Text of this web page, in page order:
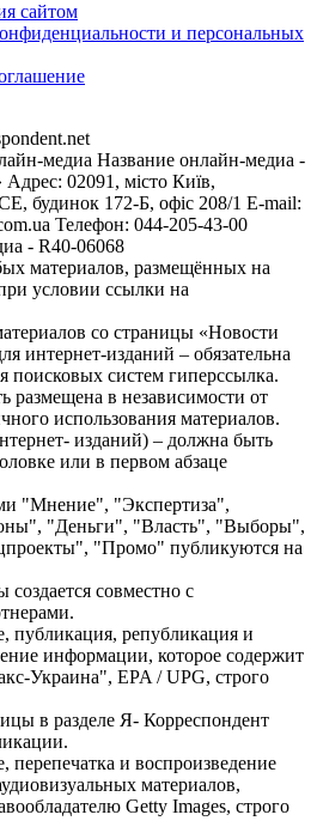
сайтом
и персональных
медиа Название онлайн-медиа -
02091, місто Київ,
172-Б, офіс 208/1 E-mail:
Телефон: 044-205-43-00
- R40-06068
материалов, размещённых на
условии ссылки на
со страницы «Новости
интернет-изданий – обязательна
поисковых систем гиперссылка.
размещена в независимости от
использования материалов.
изданий) – должна быть
или в первом абзаце
"Мнение", "Экспертиза",
"Деньги", "Власть", "Выборы",
"Промо" публикуются на
совместно с
публикация, републикация и
информации, которое содержит
Украина", EPA / UPG, строго
в разделе Я- Корреспондент
и воспроизведение
материалов,
Getty Images, строго